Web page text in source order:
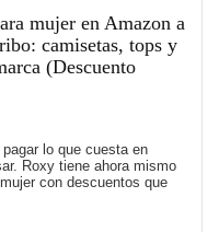
mujer en Amazon a
camisetas, tops y
(Descuento
lo que cuesta en
Roxy tiene ahora mismo
con descuentos que